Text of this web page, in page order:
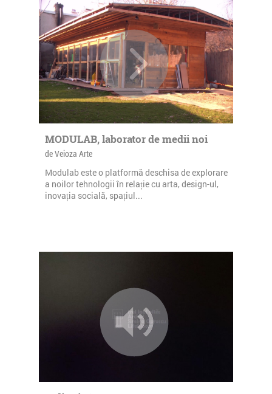
MODULAB, laborator de medii noi
de Veioza Arte
Modulab este o platformă deschisa de explorare
a noilor tehnologii în relație cu arta, design-ul,
inovația socială, spațiul...